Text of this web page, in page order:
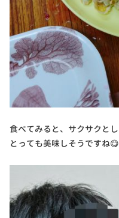
食べてみると、サクサクと
とっても美味しそうですね